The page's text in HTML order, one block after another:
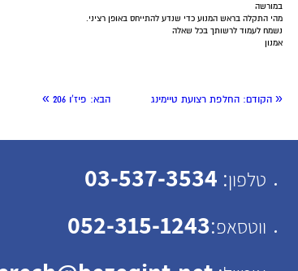
במורשה
מהי התקלה בראש המנוע כדי שנדע להתייחס באופן רציני.
נשמח לעמוד לרשותך בכל שאלה
אמנון
« הקודם: החלפת רצועת טיימינג הבא: פיז'ו 206 »
טלפון:
03-537-3534
ווטסאפ:
052-315-1243